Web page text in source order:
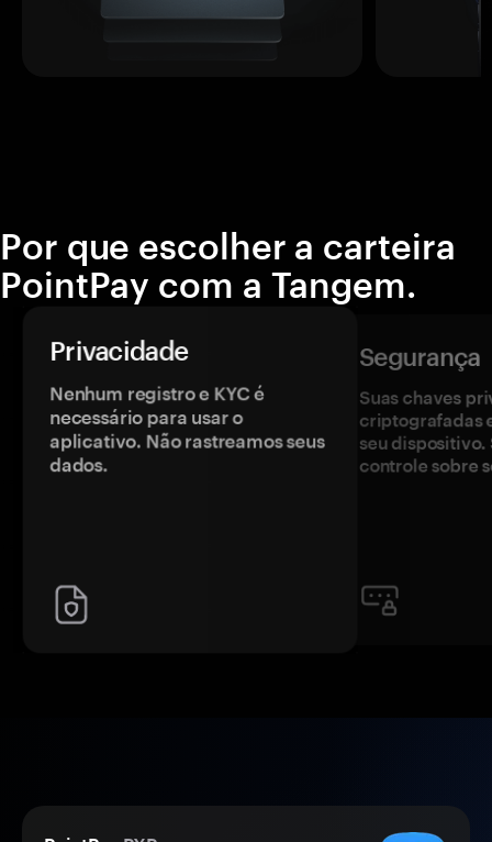
Por que escolher a carteira
PointPay com a Tangem.
Privacidade
Nenhum registro e KYC é
necessário para usar o
aplicativo. Não rastreamos seus
dados.
Segurança
Suas chaves
criptografadas
seu dispositivo.
controle sobre